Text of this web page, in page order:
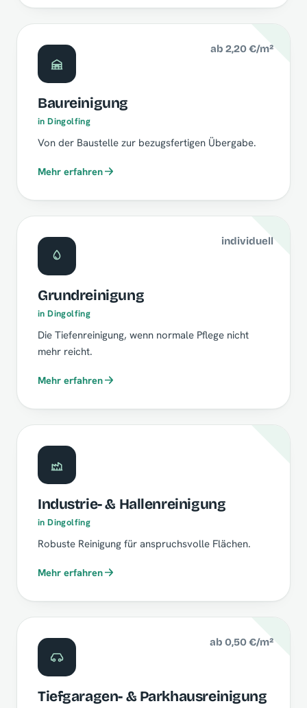
ab 2,20 €/m²
Baureinigung
in Dingolfing
Von der Baustelle zur bezugsfertigen Übergabe.
Mehr erfahren
individuell
Grundreinigung
in Dingolfing
Die Tiefenreinigung, wenn normale Pflege nicht
mehr reicht.
Mehr erfahren
Industrie- & Hallenreinigung
in Dingolfing
Robuste Reinigung für anspruchsvolle Flächen.
Mehr erfahren
ab 0,50 €/m²
Tiefgaragen- & Parkhausreinigung